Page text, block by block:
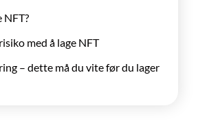
NFT?
med å lage NFT
– dette må du vite før du lager